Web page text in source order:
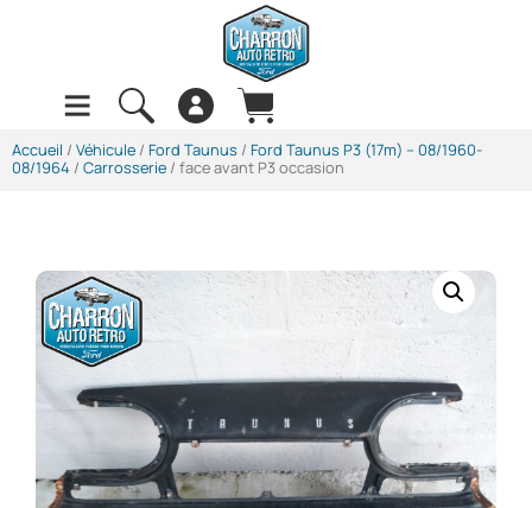
Accueil / Véhicule / Ford Taunus / Ford Taunus P3 (17m) -- 08/1960-
08/1964 / Carrosserie / face avant P3 occasion